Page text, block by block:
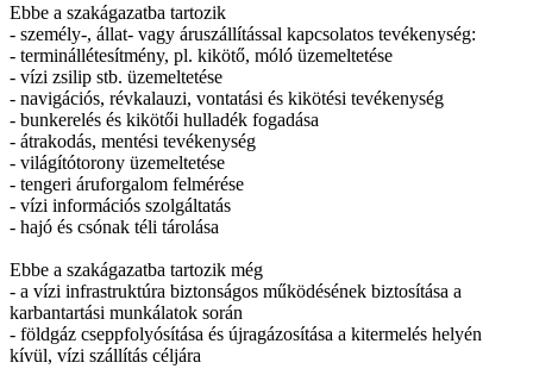
Ebbe a szakágazatba tartozik
- személy-, állat- vagy áruszállítással kapcsolatos tevékenység:
- terminállétesítmény, pl. kikötő, móló üzemeltetése
- vízi zsilip stb. üzemeltetése
- navigációs, révkalauzi, vontatási és kikötési tevékenység
- bunkerelés és kikötői hulladék fogadása
- átrakodás, mentési tevékenység
- világítótorony üzemeltetése
- tengeri áruforgalom felmérése
- vízi információs szolgáltatás
- hajó és csónak téli tárolása
Ebbe a szakágazatba tartozik még
- a vízi infrastruktúra biztonságos működésének biztosítása a
karbantartási munkálatok során
- földgáz cseppfolyósítása és újragázosítása a kitermelés helyén
kívül, vízi szállítás céljára